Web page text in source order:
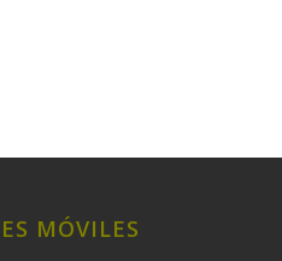
MÓVILES